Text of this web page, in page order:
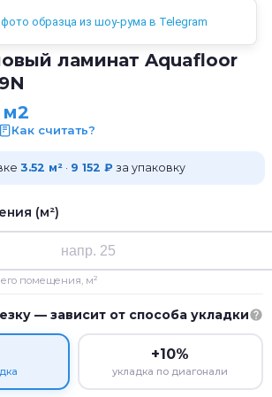
образца из шоу-рума в Telegram
ламинат Aquafloor
Как считать?
3.52 м² · 9 152 ₽ за упаковку
(м²)
помещения, м²
— зависит от способа укладки
+10%
укладка по диагонали